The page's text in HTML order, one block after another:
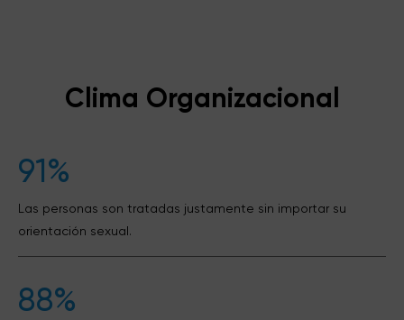
Clima Organizacional
91%
Las personas son tratadas justamente sin importar su
orientación sexual.
88%